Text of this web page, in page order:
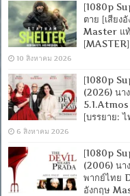
[1080p
ตาย [เสียง
Master แ
[MASTER]
10 สิงหาคม 2026
[1080p
(2026) นา
[บรรยาย:
6 สิงหาคม 2026
[1080p
(2006) นา
พากย์ไทย
อังกฤษ